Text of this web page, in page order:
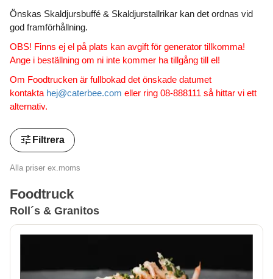
Önskas Skaldjursbuffé & Skaldjurstallrikar kan det ordnas vid
god framförhållning.
OBS! Finns ej el på plats kan avgift för generator tillkomma!
Ange i beställning om ni inte kommer ha tillgång till el!
Om Foodtrucken är fullbokad det önskade datumet
kontakta hej@caterbee.com eller ring 08-888111 så hittar vi ett
alternativ.
tune Filtrera
Alla priser ex.moms
Foodtruck
Roll´s & Granitos